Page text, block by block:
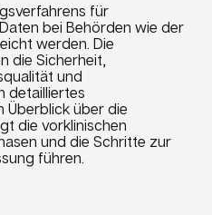
für
bei Behörden wie der
werden. Die
die Sicherheit,
und
detailliertes
Überblick über die
die vorklinischen
und die Schritte zur
führen.